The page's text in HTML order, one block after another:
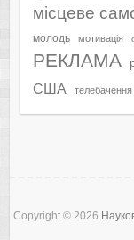
місцеве
молодь мотивація
РЕКЛАМА
США телебачення
Copyright © 2026